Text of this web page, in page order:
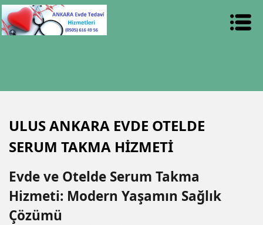
ULUS ANKARA EVDE OTELDE
SERUM TAKMA HİZMETİ
Evde ve Otelde Serum Takma
Hizmeti: Modern Yaşamın Sağlık
Çözümü